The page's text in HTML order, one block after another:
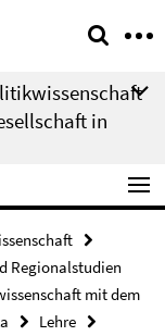
in
Regionalstudien
mit dem
Lehre